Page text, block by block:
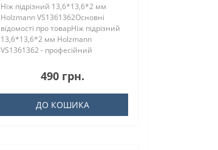
Ніж підрізний 13,6*13,6*2 мм
Holzmann VS1361362Основні
відомості про товарНіж підрізний
13,6*13,6*2 мм Holzmann
VS1361362 - професійний
490 грн.
ДО КОШИКА